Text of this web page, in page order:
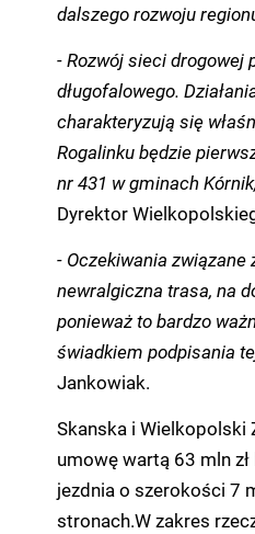
dalszego rozwoju
- Rozwój sieci drogowej
długofalowego.
charakteryzują się
Rogalinku będzie
nr 431 w gminach
Dyrektor
- Oczekiwania
newralgiczna trasa, na
ponieważ to bardzo
świadkiem podpisania
Jankowiak.
Skanska i Wielkopolski
umowę wartą 63 mln
jezdnia o szerokości 7
stronach.W zakres